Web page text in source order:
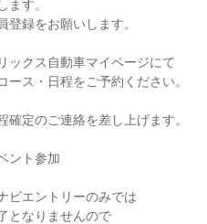
ます。
登録をお願いします。
ックス自動車マイページにて
ース・日程をご予約ください。
確定のご連絡を差し上げます。
ント参加
ビエントリーのみでは
となりませんので